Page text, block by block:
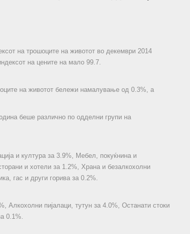
на трошоците на животот во декември 2014
на цените на мало 99.7.
на животот бележи намалување од 0.3%, а
беше различно по одделни групи на
и култура за 3.9%, Мебел, покуќнина и
и хотели за 1.2%, Храна и безалкохолни
гас и други горива за 0.2%.
Алкохолни пијалаци, тутун за 4.0%, Останати стоки
0.1%.